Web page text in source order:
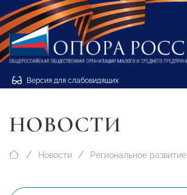
Версия для слабовидящих
НОВОСТИ
Новости Региональное развитие